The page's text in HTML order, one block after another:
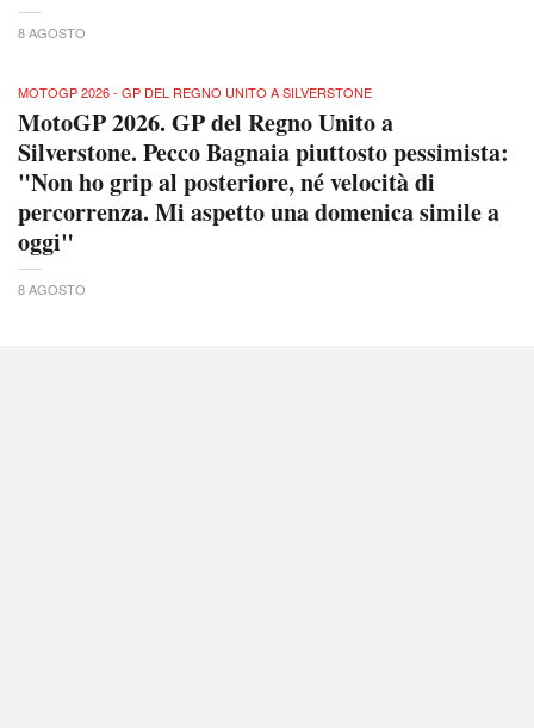
8 AGOSTO
MOTOGP 2026 - GP DEL REGNO UNITO A SILVERSTONE
MotoGP 2026. GP del Regno Unito a
Silverstone. Pecco Bagnaia piuttosto pessimista:
"Non ho grip al posteriore, né velocità di
percorrenza. Mi aspetto una domenica simile a
oggi"
8 AGOSTO